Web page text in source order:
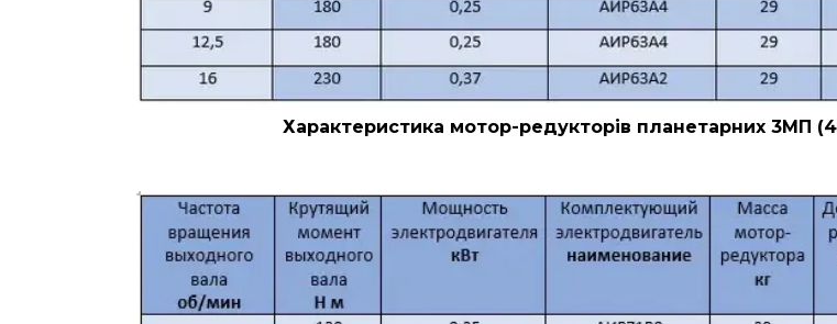
Характеристика мотор-редукторів планетарних 3МП